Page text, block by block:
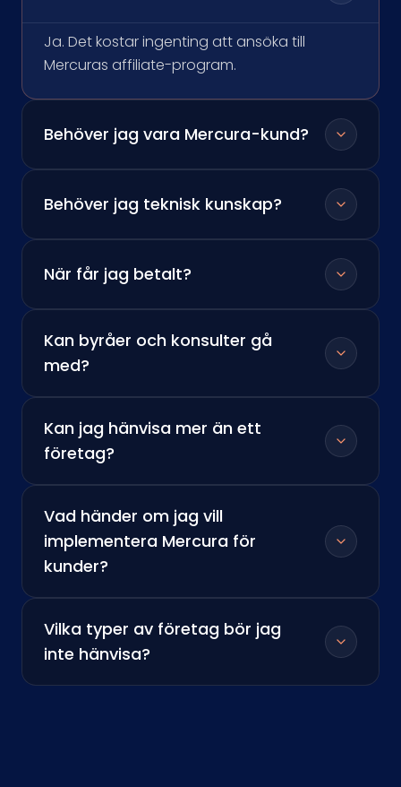
Ja. Det kostar ingenting att ansöka till
Mercuras affiliate-program.
Behöver jag vara Mercura-kund?
Behöver jag teknisk kunskap?
När får jag betalt?
Kan byråer och konsulter gå
med?
Kan jag hänvisa mer än ett
företag?
Vad händer om jag vill
implementera Mercura för
kunder?
Vilka typer av företag bör jag
inte hänvisa?